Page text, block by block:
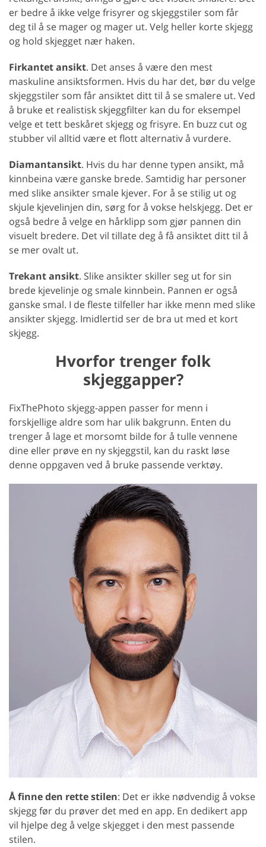
er bedre å ikke velge frisyrer og skjeggstiler som får
deg til å se mager og mager ut. Velg heller korte skjegg
og hold skjegget nær haken.
Firkantet ansikt. Det anses å være den mest
maskuline ansiktsformen. Hvis du har det, bør du velge
skjeggstiler som får ansiktet ditt til å se smalere ut. Ved
å bruke et realistisk skjeggfilter kan du for eksempel
velge et tett beskåret skjegg og frisyre. En buzz cut og
stubber vil alltid være et flott alternativ å vurdere.
Diamantansikt. Hvis du har denne typen ansikt, må
kinnbeina være ganske brede. Samtidig har personer
med slike ansikter smale kjever. For å se stilig ut og
skjule kjevelinjen din, sørg for å vokse helskjegg. Det er
også bedre å velge en hårklipp som gjør pannen din
visuelt bredere. Det vil tillate deg å få ansiktet ditt til å
se mer ovalt ut.
Trekant ansikt. Slike ansikter skiller seg ut for sin
brede kjevelinje og smale kinnbein. Pannen er også
ganske smal. I de fleste tilfeller har ikke menn med slike
ansikter skjegg. Imidlertid ser de bra ut med et kort
skjegg.
Hvorfor trenger folk
skjeggapper?
FixThePhoto skjegg-appen passer for menn i
forskjellige aldre som har ulik bakgrunn. Enten du
trenger å lage et morsomt bilde for å tulle vennene
dine eller prøve en ny skjeggstil, kan du raskt løse
denne oppgaven ved å bruke passende verktøy.
Å finne den rette stilen: Det er ikke nødvendig å vokse
skjegg før du prøver det med en app. En dedikert app
vil hjelpe deg å velge skjegget i den mest passende
stilen.